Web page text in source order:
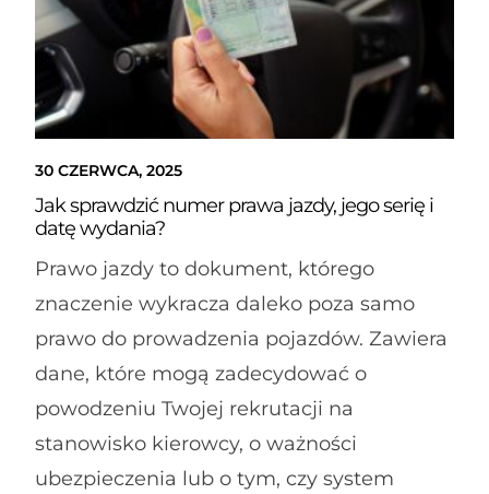
Jak sprawdzić numer prawa jazdy, jego serię i
datę wydania?
30 CZERWCA, 2025
Prawo jazdy to dokument, którego
znaczenie wykracza daleko poza samo
prawo do prowadzenia pojazdów. Zawiera
dane, które mogą zadecydować o
powodzeniu Twojej rekrutacji na
stanowisko kierowcy, o ważności
ubezpieczenia lub o tym, czy system